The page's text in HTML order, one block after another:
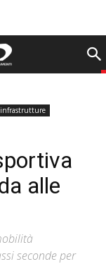
alle
seconde per